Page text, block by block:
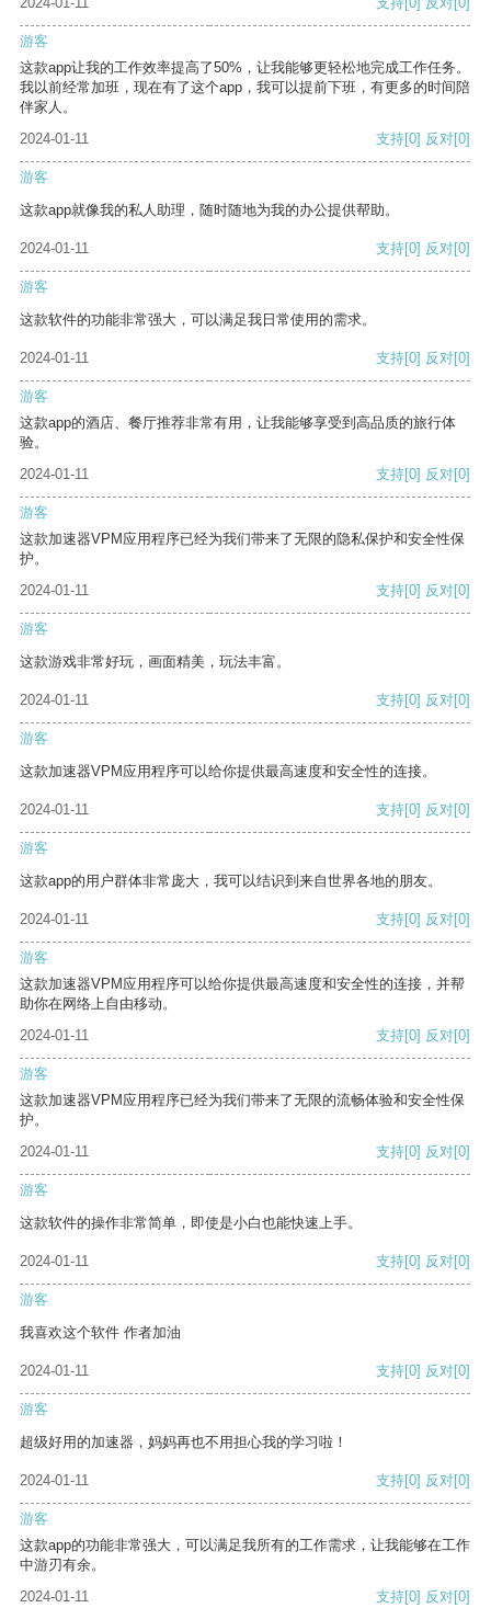
游客
这款app让我的工作效率提高了50%，让我能够更轻松地完成工作任务。
我以前经常加班，现在有了这个app，我可以提前下班，有更多的时间陪
伴家人。
2024-01-11
支持[0] 反对[0]
游客
这款app就像我的私人助理，随时随地为我的办公提供帮助。
2024-01-11 支持[0] 反对[0]
游客
这款软件的功能非常强大，可以满足我日常使用的需求。
2024-01-11 支持[0] 反对[0]
游客
这款app的酒店、餐厅推荐非常有用，让我能够享受到高品质的旅行体
验。
2024-01-11
支持[0] 反对[0]
游客
这款加速器VPM应用程序已经为我们带来了无限的隐私保护和安全性保
护。
2024-01-11
支持[0] 反对[0]
游客
这款游戏非常好玩，画面精美，玩法丰富。
2024-01-11 支持[0] 反对[0]
游客
这款加速器VPM应用程序可以给你提供最高速度和安全性的连接。
2024-01-11 支持[0] 反对[0]
游客
这款app的用户群体非常庞大，我可以结识到来自世界各地的朋友。
2024-01-11 支持[0] 反对[0]
游客
这款加速器VPM应用程序可以给你提供最高速度和安全性的连接，并帮
助你在网络上自由移动。
2024-01-11
支持[0] 反对[0]
游客
这款加速器VPM应用程序已经为我们带来了无限的流畅体验和安全性保
护。
2024-01-11
支持[0] 反对[0]
游客
这款软件的操作非常简单，即使是小白也能快速上手。
2024-01-11 支持[0] 反对[0]
游客
我喜欢这个软件 作者加油
2024-01-11 支持[0] 反对[0]
游客
超级好用的加速器，妈妈再也不用担心我的学习啦！
2024-01-11 支持[0] 反对[0]
游客
这款app的功能非常强大，可以满足我所有的工作需求，让我能够在工作
中游刃有余。
2024-01-11
支持[0] 反对[0]